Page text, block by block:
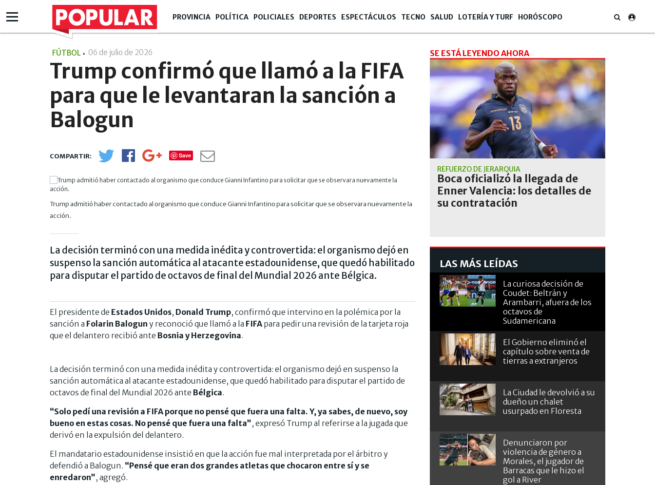
PROVINCIA POLÍTICA POLICIALES DEPORTES ESPECTÁCULOS TECNO SALUD LOTERÍA Y TURF HORÓSCOPO
FÚTBOL 06 de julio de 2026
Trump confirmó que llamó a la FIFA
para que le levantaran la sanción a
Balogun
Save
Trump admitió haber contactado al organismo que conduce Gianni Infantino para solicitar que se observara nuevamente la
acción.
La decisión terminó con una medida inédita y controvertida: el organismo dejó en
suspenso la sanción automática al atacante estadounidense, que quedó habilitado
para disputar el partido de octavos de final del Mundial 2026 ante Bélgica.
El presidente de Estados Unidos, Donald Trump, confirmó que intervino en la polémica por la
sanción a Folarin Balogun y reconoció que llamó a la FIFA para pedir una revisión de la tarjeta roja
que el delantero recibió ante Bosnia y Herzegovina.
La decisión terminó con una medida inédita y controvertida: el organismo dejó en suspenso la
sanción automática al atacante estadounidense, que quedó habilitado para disputar el partido de
octavos de final del Mundial 2026 ante Bélgica.
“Solo pedí una revisión a FIFA porque no pensé que fuera una falta. Y, ya sabes, de nuevo, soy
bueno en estas cosas. No pensé que fuera una falta”, expresó Trump al referirse a la jugada que
derivó en la expulsión del delantero.
El mandatario estadounidense insistió en que la acción fue mal interpretada por el árbitro y
defendió a Balogun. “Pensé que eran dos grandes atletas que chocaron entre sí y se
enredaron”, agregó.
SE ESTÁ LEYENDO AHORA
REFUERZO DE JERARQUÍA
Boca oficializó la llegada de
Enner Valencia: los detalles de
su contratación
LAS MÁS LEÍDAS
La curiosa decisión de
Coudet: Beltrán y
Arambarri, afuera de los
octavos de
Sudamericana
El Gobierno eliminó el
capítulo sobre venta de
tierras a extranjeros
La Ciudad le devolvió a su
dueño un chalet
usurpado en Floresta
Denunciaron por
violencia de género a
Morales, el jugador de
Barracas que le hizo el
gol a River